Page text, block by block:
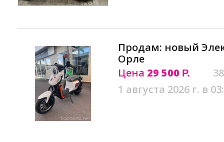
Продам: новый
Орле
Цена 29 500 Р.
1 августа 2026 г. в